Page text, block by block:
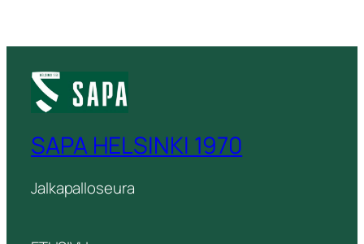
SAPA HELSINKI 1970
Jalkapalloseura